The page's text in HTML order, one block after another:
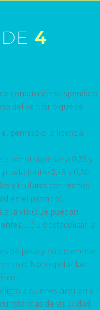
4
conducción suspendido
del vehículo que se
permiso o la licencia
alcohol superior a 0,25 y
(entre 0,15 y 0,30
y titulares con menos
en el permiso).
a la vía (que puedan
u obstaculizar la
de paso y no detenerse
rojo. No respetar las
a quienes circulen en
de visibilidad